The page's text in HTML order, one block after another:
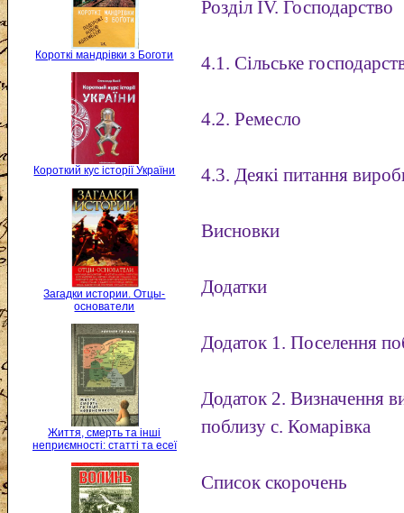
Короткі мандрівки з Боготи
Короткий кус історії України
Загадки истории. Отцы-
основатели
Життя, смерть та інші
неприємності: статті та есеї
Розділ IV. Господарство
4.1. Сільське
4.2. Ремесло
4.3. Деякі питання
Висновки
Додатки
Додаток 1. Поселення
Додаток 2. Визначення
поблизу с. Комарівка
Список скорочень